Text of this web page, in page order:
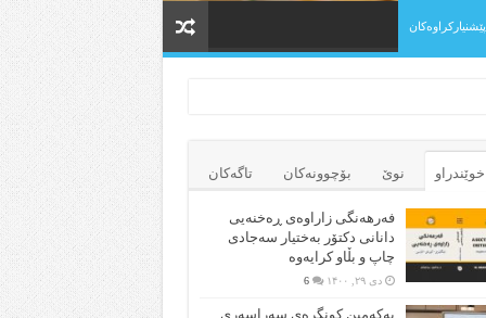
پێشنیارکراوه‌کان
نوێ بۆچوونه‌کان تاگەکان
فەرهەنگی زاراوەی ڕەخنەیی
دانانی دکتۆر بەختیار سەجادی
چاپ و بڵاو کرایەوە
دی ۲۹, ۱۴۰۰ 6
یەکەمین کونگرەی سەراسەری